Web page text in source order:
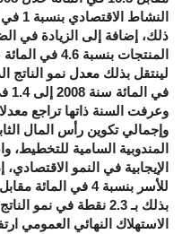
ذلك، إضافة إلى الزيادة في
في المائة سنة 2008 إلى 1.4 في المائة سنة 2009.
وعرفت السنة ذاتها تراجع
وإجمالي تكوين رأس المال
المندوبية السامية
الإيجابية في النمو
بذلك بـ 2.3 نقطة في